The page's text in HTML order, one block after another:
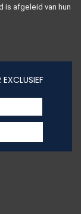
is afgeleid van hun